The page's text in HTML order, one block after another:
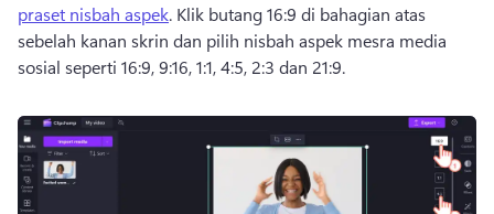
praset nisbah aspek. Klik butang 16:9 di bahagian atas
sebelah kanan skrin dan pilih nisbah aspek mesra media
sosial seperti 16:9, 9:16, 1:1, 4:5, 2:3 dan 21:9.